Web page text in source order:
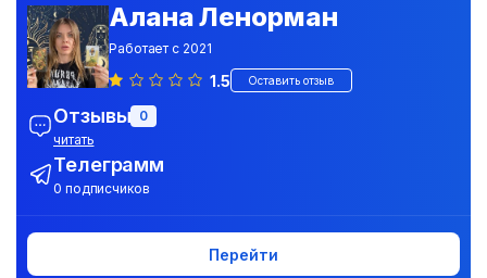
Алана Ленорман
Работает с 2021
1.5 Оставить отзыв
Отзывы 0
читать
Телеграмм
0 подписчиков
Перейти